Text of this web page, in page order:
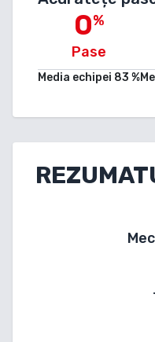
0%
Pase
Media echipei 83 %